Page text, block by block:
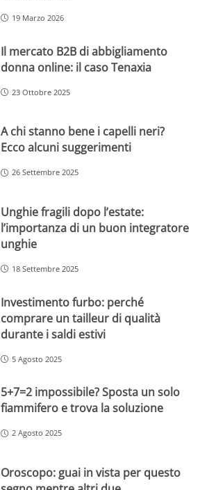
19 Marzo 2026
Il mercato B2B di abbigliamento
donna online: il caso Tenaxia
23 Ottobre 2025
A chi stanno bene i capelli neri?
Ecco alcuni suggerimenti
26 Settembre 2025
Unghie fragili dopo l’estate:
l’importanza di un buon integratore
unghie
18 Settembre 2025
Investimento furbo: perché
comprare un tailleur di qualità
durante i saldi estivi
5 Agosto 2025
5+7=2 impossibile? Sposta un solo
fiammifero e trova la soluzione
2 Agosto 2025
Oroscopo: guai in vista per questo